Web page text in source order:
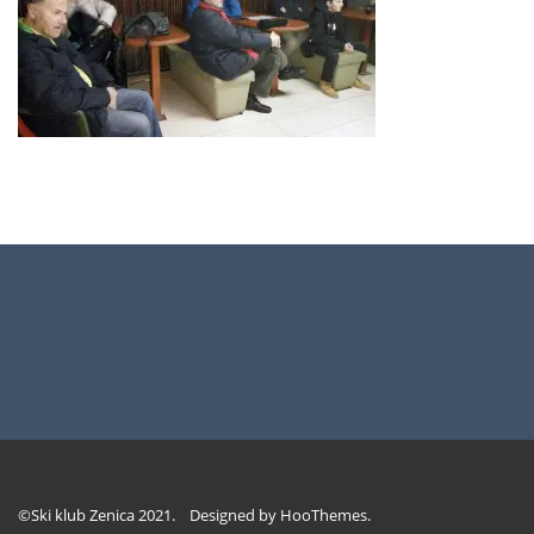
©Ski klub Zenica 2021. Designed by HooThemes.